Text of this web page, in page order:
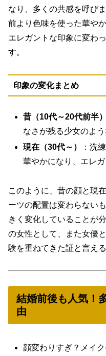
なり、多くの共感を呼び
前より色味を使った華や
エレガントな印象に変わ
す。
印象の変化まとめ
昔（10代～20代前半）
なさが残る少女のよう
現在（30代～）
：洗
華やかになり、エレ
このように、昔の顔と現
ーツの配置は変わらない
きく変化している ことが
の女性として、また女優
験を重ねてきた証と言える
結婚前後も人気！
由
顔変わりすぎ？メイ